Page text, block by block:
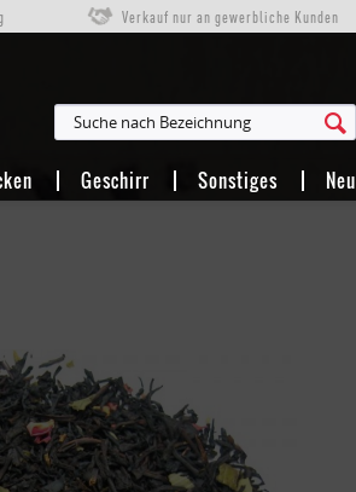
Verkauf nur an gewerbliche Kunden
Geschirr Sonstiges Neu